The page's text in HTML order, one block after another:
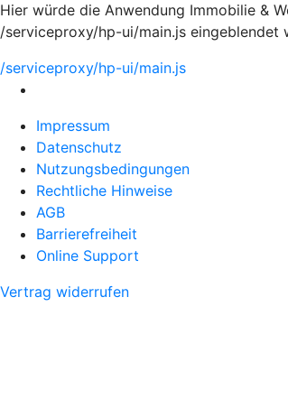
Hier würde die Anwendung Immobilie &
/serviceproxy/hp-ui/main.js eingeblendet
/serviceproxy/hp-ui/main.js
Impressum
Datenschutz
Nutzungsbedingungen
Rechtliche Hinweise
AGB
Barrierefreiheit
Online Support
Vertrag widerrufen